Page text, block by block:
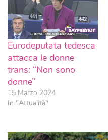
Eurodeputata tedesca
attacca le donne
trans: “Non sono
donne”
15 Marzo 2024
In "Attualità"